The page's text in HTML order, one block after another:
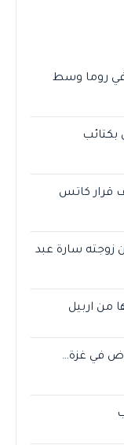
في روما وسط
بكتائب
قرار كاتس
زوجته سارة عبد
من اربيل
في غزة…